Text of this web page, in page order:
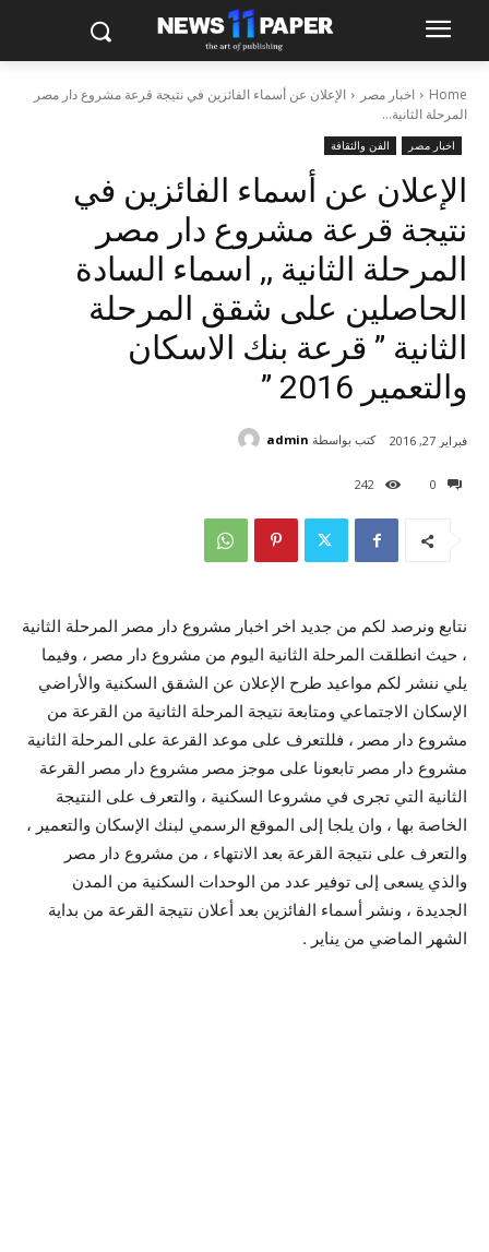
Home اخبار مصر
الإعلان عن أسماء الفائزين في نتيجة قرعة مشروع دار مصر
المرحلة الثانية...
اخبار مصر الفن والثقافة
الإعلان عن أسماء الفائزين في
نتيجة قرعة مشروع دار مصر
المرحلة الثانية ,, اسماء السادة
الحاصلين على شقق المرحلة
الثانية ” قرعة بنك الاسكان
والتعمير 2016 ”
0
242
فبراير 27, 2016 كتب بواسطة admin
نتابع ونرصد لكم من جديد اخر اخبار مشروع دار مصر المرحلة الثانية
، حيث انطلقت المرحلة الثانية اليوم من مشروع دار مصر ، وفيما
يلي ننشر لكم مواعيد طرح الإعلان عن الشقق السكنية والأراضي
الإسكان الاجتماعي ومتابعة نتيجة المرحلة الثانية من القرعة من
مشروع دار مصر ، فللتعرف على موعد القرعة على المرحلة الثانية
مشروع دار مصر تابعونا على موجز مصر مشروع دار مصر القرعة
الثانية التي تجرى في مشروعا السكنية ، والتعرف على النتيجة
الخاصة بها ، وان يلجا إلى الموقع الرسمي لبنك الإسكان والتعمير ،
والتعرف على نتيجة القرعة بعد الانتهاء ، من مشروع دار مصر
والذي يسعى إلى توفير عدد من الوحدات السكنية من المدن
الجديدة ، ونشر أسماء الفائزين بعد أعلان نتيجة القرعة من بداية
الشهر الماضي من يناير .